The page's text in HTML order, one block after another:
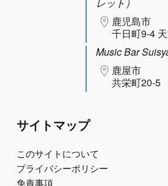
鹿児島市
千日町9-4
Music Bar
鹿屋市
共栄町20-5
サイトマップ
このサイトについて
プライバシーポリシー
免責事項